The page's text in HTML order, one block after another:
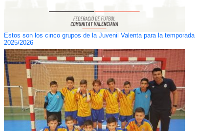
Estos son los cinco grupos de la Juvenil Valenta para la temporada
2025/2026